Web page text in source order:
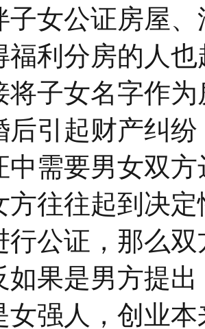
子女公证房屋
福利分房的人
将子女名字作
后引起财产纠
中需要男女双
方往往起到决
行公证，那么
如果是男方提
女强人，创业